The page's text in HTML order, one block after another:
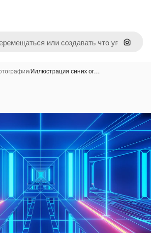
Поиск
/Иллюстрация синих ог…